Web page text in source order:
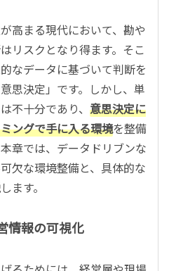
高まる現代において、勘や
リスクとなり得ます。そこ
なデータに基づいて判断を
思決定」です。しかし、単
不十分であり、 意思決定に
ングで手に入る環境を整備
章では、データドリブンな
欠な環境整備と、具体的な
ます。
情報の可視化